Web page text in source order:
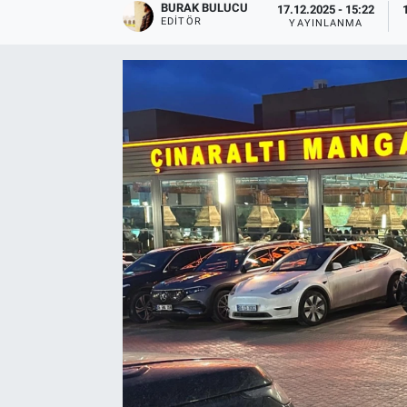
BURAK BULUCU
EDITÖR
17.12.2025 - 15:22
YAYINLANMA